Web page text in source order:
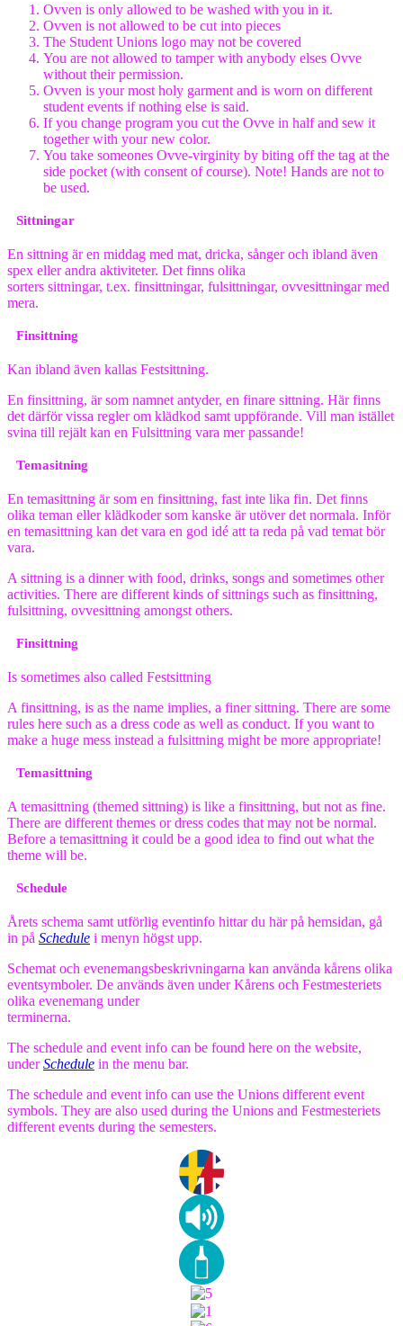
Ovven is only allowed to be washed with you in it.
Ovven is not allowed to be cut into pieces
The Student Unions logo may not be covered
You are not allowed to tamper with anybody elses Ovve
without their permission.
Ovven is your most holy garment and is worn on different
student events if nothing else is said.
If you change program you cut the Ovve in half and sew it
together with your new color.
You take someones Ovve-virginity by biting off the tag at the
side pocket (with consent of course). Note! Hands are not to
be used.
Sittningar
En sittning är en middag med mat, dricka, sånger och ibland även
spex eller andra aktiviteter. Det finns olika
sorters sittningar, t.ex. finsittningar, fulsittningar, ovvesittningar med
mera.
Finsittning
Kan ibland även kallas Festsittning.
En finsittning, är som namnet antyder, en finare sittning. Här finns
det därför vissa regler om klädkod samt uppförande. Vill man istället
svina till rejält kan en Fulsittning vara mer passande!
Temasitning
En temasittning är som en finsittning, fast inte lika fin. Det finns
olika teman eller klädkoder som kanske är utöver det normala. Inför
en temasittning kan det vara en god idé att ta reda på vad temat bör
vara.
A sittning is a dinner with food, drinks, songs and sometimes other
activities. There are different kinds of sittnings such as finsittning,
fulsittning, ovvesittning amongst others.
Finsittning
Is sometimes also called Festsittning
A finsittning, is as the name implies, a finer sittning. There are some
rules here such as a dress code as well as conduct. If you want to
make a huge mess instead a fulsittning might be more appropriate!
Temasittning
A temasittning (themed sittning) is like a finsittning, but not as fine.
There are different themes or dress codes that may not be normal.
Before a temasittning it could be a good idea to find out what the
theme will be.
Schedule
Årets schema samt utförlig eventinfo hittar du här på hemsidan, gå
in på Schedule i menyn högst upp.
Schemat och evenemangsbeskrivningarna kan använda kårens olika
eventsymboler. De används även under Kårens och Festmesteriets
olika evenemang under
terminerna.
The schedule and event info can be found here on the website,
underSchedule in the menu bar.
The schedule and event info can use the Unions different event
symbols. They are also used during the Unions and Festmesteriets
different events during the semesters.